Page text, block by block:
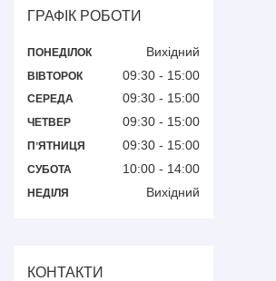
ГРАФІК РОБОТИ
ПОНЕДІЛОК Вихідний
ВІВТОРОК 09:30 15:00
СЕРЕДА 09:30 15:00
ЧЕТВЕР 09:30 15:00
ПʼЯТНИЦЯ 09:30 15:00
СУБОТА 10:00 14:00
НЕДІЛЯ Вихідний
КОНТАКТИ